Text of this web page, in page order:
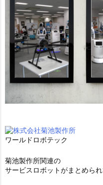
ワールドロボテック
菊池製作所関連の
サービスロボットがまとめら